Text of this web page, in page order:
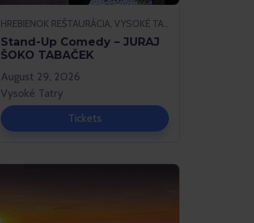
HREBIENOK REŠTAURÁCIA, VYSOKÉ TATRY
Stand-Up Comedy – JURAJ
ŠOKO TABAČEK
August 29, 2026
Vysoké Tatry
Tickets